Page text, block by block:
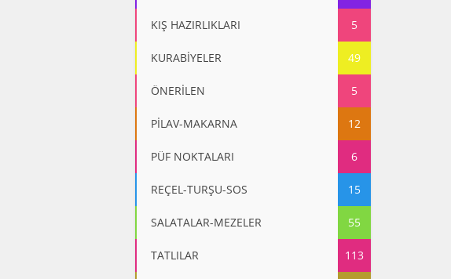
KIŞ HAZIRLIKLARI 5
KURABİYELER 49
ÖNERİLEN 5
PİLAV-MAKARNA 12
PÜF NOKTALARI 6
REÇEL-TURŞU-SOS 15
SALATALAR-MEZELER 55
TATLILAR 113